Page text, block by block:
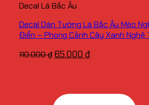
Decal Lá Bắc Âu
Decal Dán Tường Lá Bắc Âu Mèo
Điển – Phong Cảnh Cây Xanh Nghệ
110.000₫ Giá
65.000 ₫Giá
65.000 ₫.